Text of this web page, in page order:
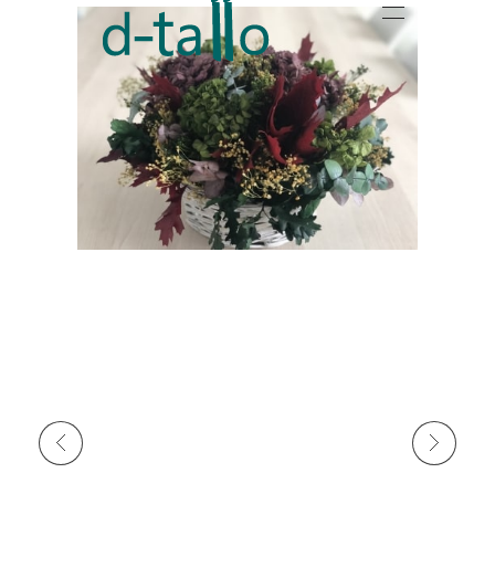
Dtallo - Tienda online de flores